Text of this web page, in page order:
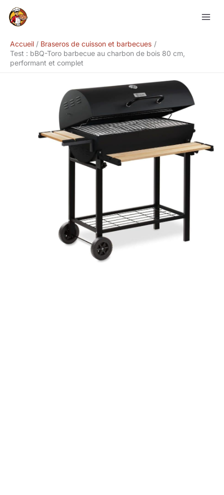
Accueil
Braseros de cuisson et barbecues
Test : bBQ-Toro barbecue au charbon de bois 80 cm,
performant et complet
Rechercher